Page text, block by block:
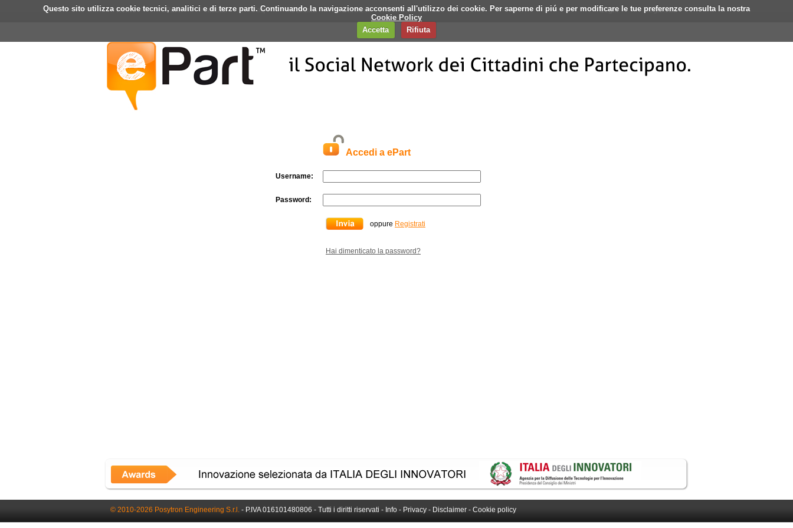
Questo sito utilizza cookie tecnici, analitici e di terze parti. Continuando la navigazione acconsenti all'utilizzo dei cookie. Per saperne di piú e per modificare le tue preferenze consulta la nostra
Cookie Policy
Accetta
Rifiuta
Home ePart Mobile Faq Contatti Banner Login Registrati
Accedi a ePart
Username:
Password:
oppure Registrati
Hai dimenticato la password?
© 2010-2026 Posytron Engineering S.r.l. - P.IVA 016101480806 - Tutti i diritti riservati - Info - Privacy - Disclaimer - Cookie policy